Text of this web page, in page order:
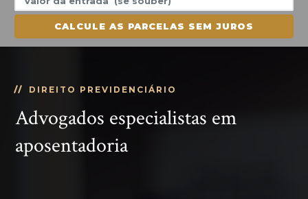
CALCULE AS PARCELAS SEM JUROS
DIREITO PREVIDENCIÁRIO
Advogados especialistas em
aposentadoria